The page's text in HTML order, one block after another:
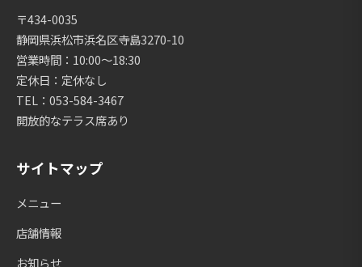
〒434-0035
静岡県浜松市浜名区寺島3270-10
営業時間：10:00〜18:30
定休日：定休なし
TEL：053-584-3467
開放的なテラス席あり
サイトマップ
メニュー
店舗情報
お知らせ